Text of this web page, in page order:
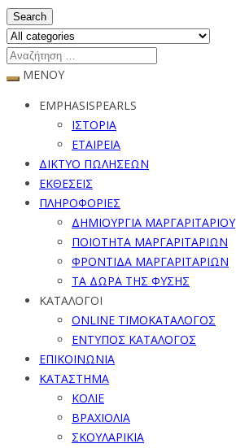
Search
ΜΕΝΟΥ
EMPHASISPEARLS
ΙΣΤΟΡΙΑ
ΕΤΑΙΡΕΙΑ
ΔΙΚΤΥΟ ΠΩΛΗΣΕΩΝ
ΕΚΘΕΣΕΙΣ
ΠΛΗΡΟΦΟΡΙΕΣ
ΔΗΜΙΟΥΡΓΙΑ ΜΑΡΓΑΡΙΤΑΡΙΟΥ
ΠΟΙΟΤΗΤΑ ΜΑΡΓΑΡΙΤΑΡΙΩΝ
ΦΡΟΝΤΙΔΑ ΜΑΡΓΑΡΙΤΑΡΙΩΝ
ΤΑ ΔΩΡΑ ΤΗΣ ΦΥΣΗΣ
ΚΑΤΑΛΟΓΟΙ
ONLINE ΤΙΜΟΚΑΤΑΛΟΓΟΣ
ΕΝΤΥΠΟΣ ΚΑΤΑΛΟΓΟΣ
ΕΠΙΚΟΙΝΩΝΙΑ
ΚΑΤΑΣΤΗΜΑ
ΚΟΛΙΕ
ΒΡΑΧΙΟΛΙΑ
ΣΚΟΥΛΑΡΙΚΙΑ